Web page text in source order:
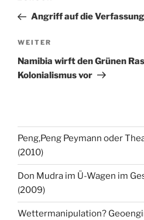
Beitrag
Angriff auf die
Nächster
Beitrag
WEITER
Namibia wirft den Grünen
Kolonialismus vor
Peng,Peng Peymann oder
(2010)
Don Mudra im Ü-Wagen im
(2009)
Wettermanipulation?